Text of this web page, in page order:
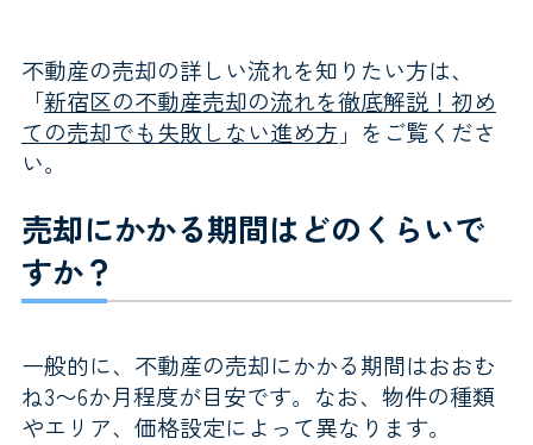
不動産の売却の詳しい流れを知りたい方は、
「新宿区の不動産売却の流れを徹底解説！初め
ての売却でも失敗しない進め方 」をご覧くださ
い。
売却にかかる期間はどのくらいで
すか？
一般的に、不動産の売却にかかる期間はおおむ
ね3〜6か月程度が目安です。なお、物件の種類
やエリア、価格設定によって異なります。